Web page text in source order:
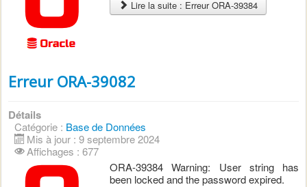
Lire la suite : Erreur ORA-39384
Erreur ORA-39082
Détails
Catégorie : Base de Données
Mis à jour : 9 septembre 2024
Affichages : 677
ORA-39384 Warning: User string has
been locked and the password expired.